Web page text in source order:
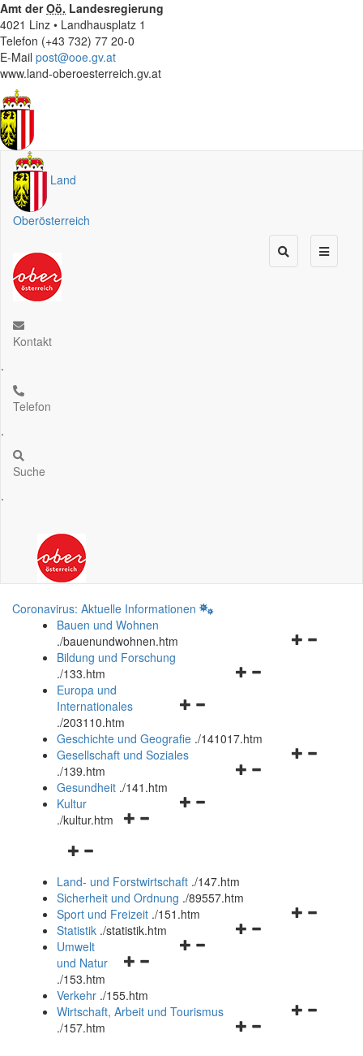
Amt derOö. Landesregierung
4021 Linz • Landhausplatz 1
Telefon (+43 732) 77 20-0
E-Mail post@ooe.gv.at
www.land-oberoesterreich.gv.at
Land
Oberösterreich
Kontakt
.
Telefon
.
Suche
.
Coronavirus: Aktuelle Informationen
Bauen und Wohnen
./bauenundwohnen.htm
Navigationsmenü
Bildung und Forschung
./133.htm
Navigationsmenü
und
schließen
Europa und
Internationales
./203110.htm
Geschichte und Geografie ./141017.htm
Navigationsmenü
Gesellschaft und Soziales
./139.htm
Navigationsmenü
Gesundheit ./141.htm
Navigationsmenü
Kultur
./kultur.htm
Navigationsmenü
und
schließen
Land- und Forstwirtschaft ./147.htm
Sicherheit und Ordnung ./89557.htm
Navigationsmenü
Sport und Freizeit ./151.htm
Navigationsmenü
Statistik ./statistik.htm
Navigationsmenü
und
schließen
Umwelt
und Natur
./153.htm
Verkehr ./155.htm
Navigationsmenü
Wirtschaft, Arbeit und Tourismus
./157.htm